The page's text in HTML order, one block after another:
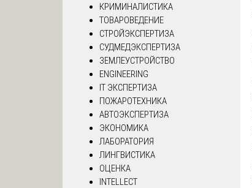
КРИМИНАЛИСТИКА
ТОВАРОВЕДЕНИЕ
СТРОЙЭКСПЕРТИЗА
СУДМЕДЭКСПЕРТИЗА
ЗЕМЛЕУСТРОЙСТВО
ENGINEERING
IT ЭКСПЕРТИЗА
ПОЖАРОТЕХНИКА
АВТОЭКСПЕРТИЗА
ЭКОНОМИКА
ЛАБОРАТОРИЯ
ЛИНГВИСТИКА
ОЦЕНКА
INTELLECT